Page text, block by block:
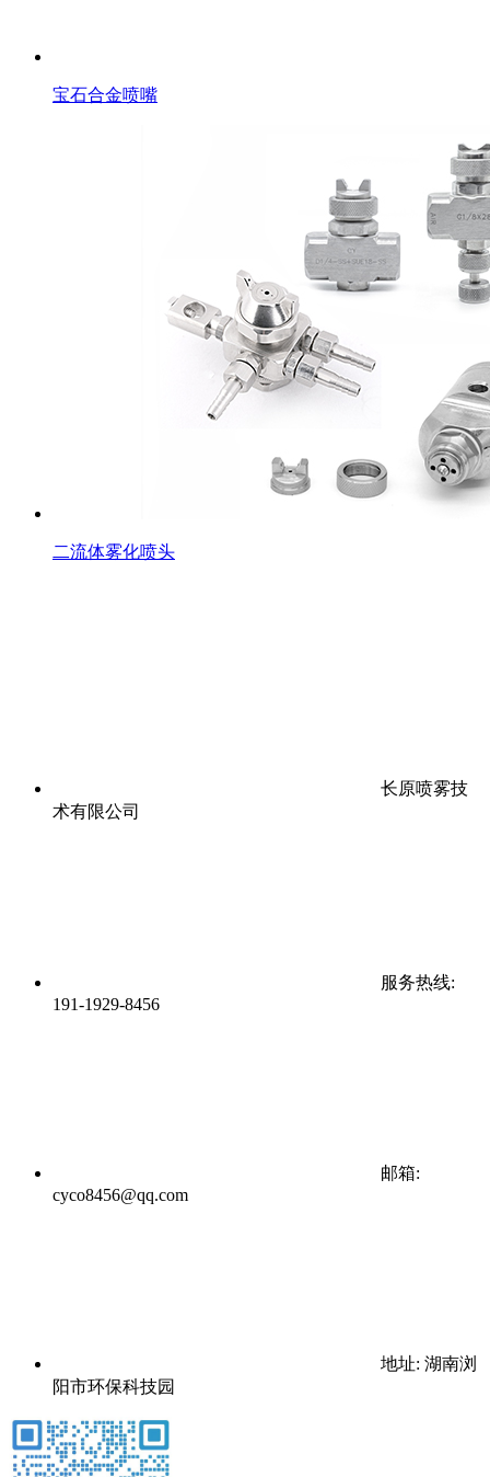
宝石合金喷嘴
二流体雾化喷头
长原喷雾技
术有限公司
服务热线:
191-1929-8456
邮箱:
cyco8456@qq.com
地址: 湖南浏
阳市环保科技园